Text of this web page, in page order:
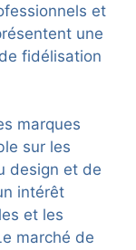
et
une
fidélisation
marques
sur les
design et de
intérêt
et les
marché de